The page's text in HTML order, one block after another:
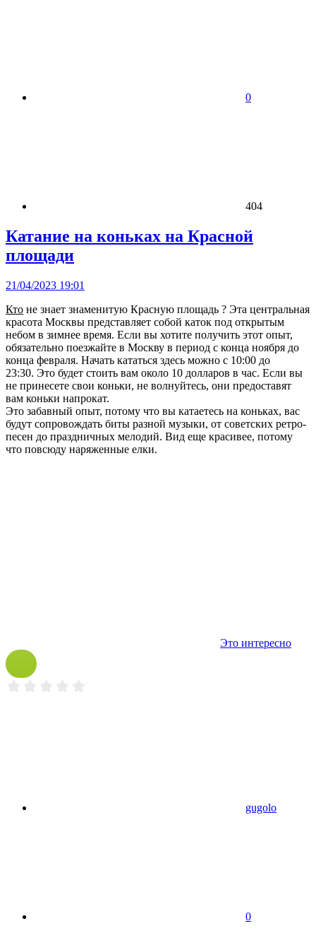
0
404
Катание на коньках на Красной
площади
21/04/2023 19:01
Кто не знает знаменитую Красную площадь ? Эта центральная
красота Москвы представляет собой каток под открытым
небом в зимнее время. Если вы хотите получить этот опыт,
обязательно поезжайте в Москву в период с конца ноября до
конца февраля. Начать кататься здесь можно с 10:00 до
23:30. Это будет стоить вам около 10 долларов в час. Если вы
не принесете свои коньки, не волнуйтесь, они предоставят
вам коньки напрокат.
Это забавный опыт, потому что вы катаетесь на коньках, вас
будут сопровождать биты разной музыки, от советских ретро-
песен до праздничных мелодий. Вид еще красивее, потому
что повсюду наряженные елки.
Это интересно
gugolo
0